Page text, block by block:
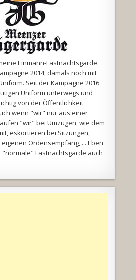
Einmann-Fastnachtsgarde.
2014, damals noch mit
Seit der Kampagne 2016
Uniform unterwegs und
von der Öffentlichkeit
wenn "wir" nur aus einer
"wir" bei Umzügen, wie dem
eskortieren bei Sitzungen,
Ordensempfang, ... Eben
Fastnachtsgarde auch